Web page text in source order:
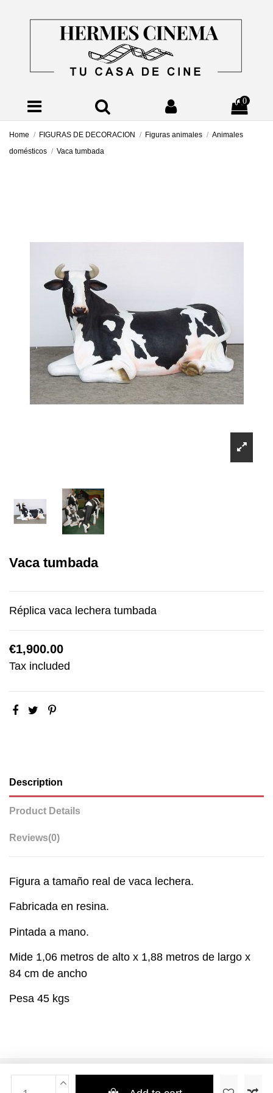
0
Home FIGURAS DE DECORACION Figuras animales
Animales
domésticos
Vaca tumbada
Vaca tumbada
Réplica vaca lechera tumbada
€1,900.00
Tax included
Description
Product Details
Reviews(0)
Figura a tamaño real de vaca lechera.
Fabricada en resina.
Pintada a mano.
Mide 1,06 metros de alto x 1,88 metros de largo x
84 cm de ancho
Pesa 45 kgs